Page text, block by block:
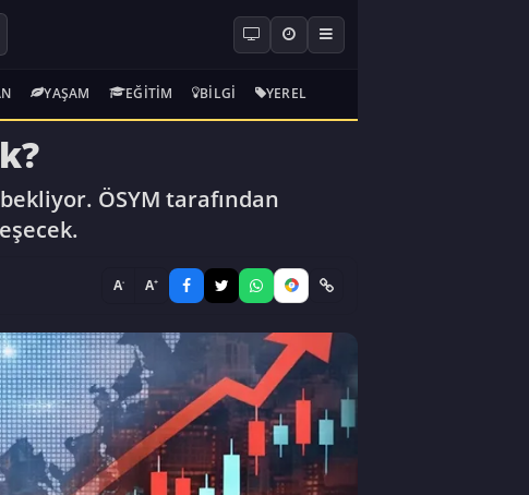
YAŞAM EĞITIM BILGI YEREL
ÖSYM tarafından
A- A+